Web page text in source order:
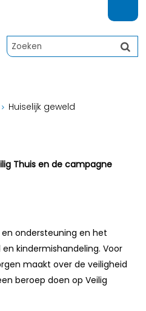
Huiselijk geweld
Thuis en de campagne
en ondersteuning en het
kindermishandeling. Voor
maakt over de veiligheid
beroep doen op Veilig